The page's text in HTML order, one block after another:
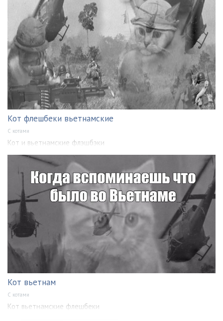
Кот флешбеки вьетнамские
С котами
Кот и вьетнамские флэшбэки
Кот вьетнам
С котами
Кот вьетнамские флешбеки